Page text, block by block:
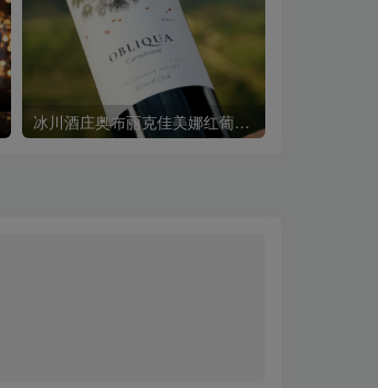
冰川酒庄奥布丽克佳美娜红葡萄酒Ventisquero Obliqua Carmenere 2017